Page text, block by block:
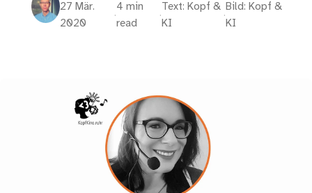
27 Mär.
2020
·
4 min
read
·
Text: Kopf &
KI
·
Bild: Kopf &
KI